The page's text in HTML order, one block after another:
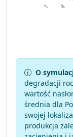
O
degradacji
wartość
średnia dla
swojej
produkcja